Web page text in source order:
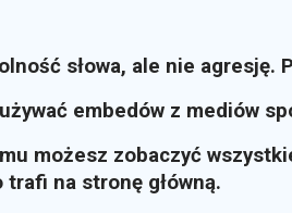
słowa, ale nie agresję.
embedów z mediów
możesz zobaczyć
trafi na stronę główną.